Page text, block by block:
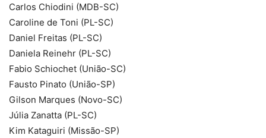
Carlos Chiodini (MDB-SC)
Caroline de Toni (PL-SC)
Daniel Freitas (PL-SC)
Daniela Reinehr (PL-SC)
Fabio Schiochet (União-SC)
Fausto Pinato (União-SP)
Gilson Marques (Novo-SC)
Júlia Zanatta (PL-SC)
Kim Kataguiri (Missão-SP)